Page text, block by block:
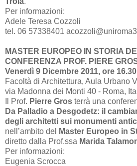
Per informazioni:
Adele Teresa Cozzoli
tel. 06 57338401
MASTER EUROPEO IN STORIA
CONFERENZA PROF. PIERE
Venerdì 9 Dicembre 2011, ore 16.30
Facoltà di Architettura, Aula Urbano
via Madonna dei Monti 40 - Roma,
Il Prof. Pierre Gros terrà una
Da Palladio a Desgodetz: il
degli architetti sui monumenti
nell’ambito del
Master Europeo in
diretto dalla Prof.ssa Marida
Per informazioni:
Eugenia Scrocca